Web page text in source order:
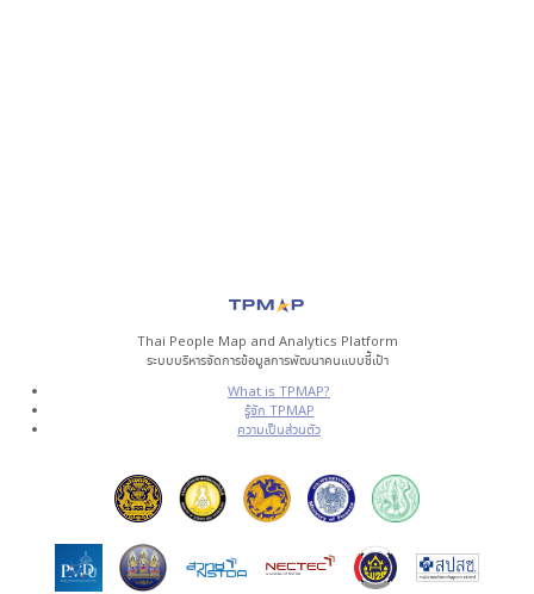
Thai People Map and Analytics Platform
ระบบบริหารจัดการข้อมูลการพัฒนาคนแบบชี้เป้า
What is TPMAP?
รู้จัก TPMAP
ความเป็นส่วนตัว